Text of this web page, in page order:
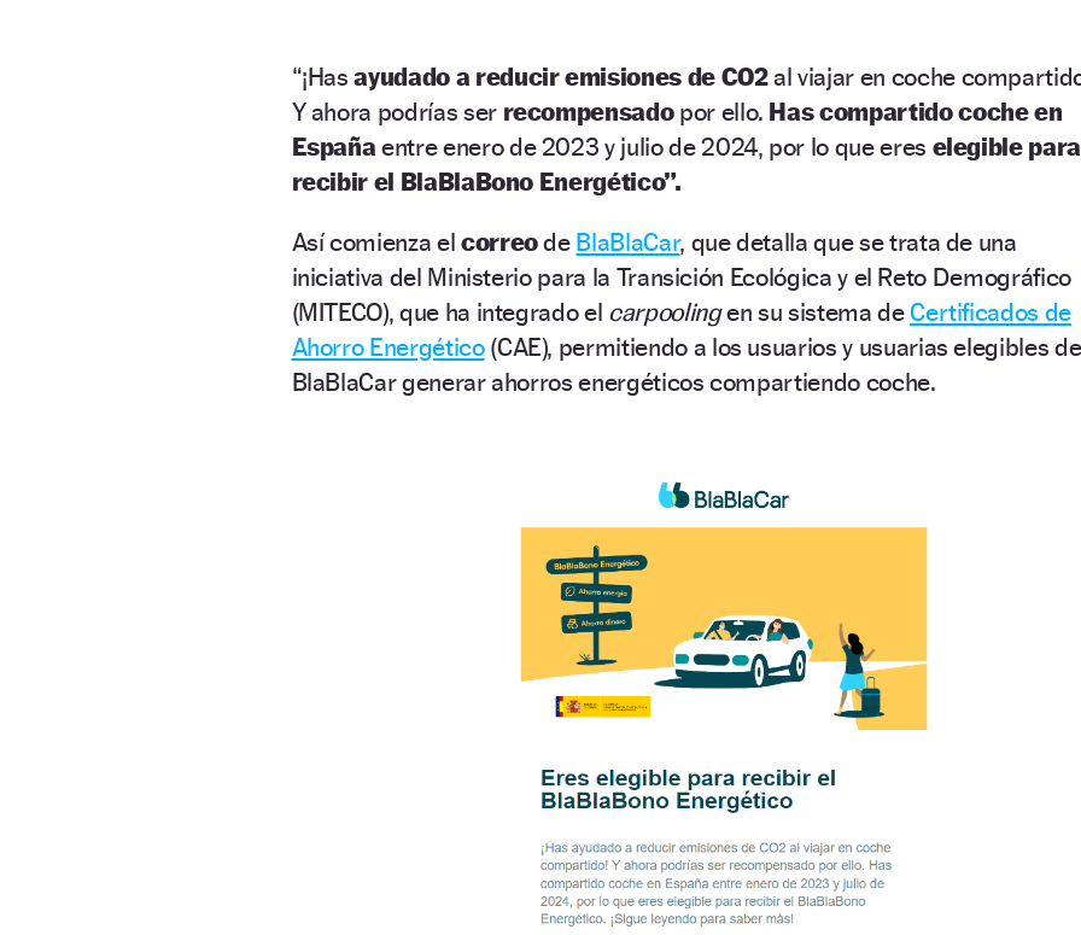
“¡Has ayudado a reducir emisiones de CO2al viajar en coche
Y ahora podrías ser recompensado por ello. Has compartido coche en
Españaentre enero de 2023 y julio de 2024, por lo que eres elegible para
recibir el BlaBlaBono Energético”.
Así comienza el correode BlaBlaCar, que detalla que se trata de una
iniciativa del Ministerio para la Transición Ecológica y el Reto Demográfico
(MITECO), que ha integrado el carpoolingen su sistema deCertificados de
Ahorro Energético(CAE), permitiendo a los usuarios y usuarias elegibles de
BlaBlaCar generar ahorros energéticos compartiendo coche.